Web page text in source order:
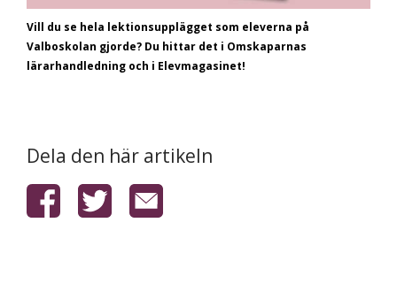
Vill du se hela lektionsupplägget som eleverna på
Valboskolan gjorde? Du hittar det i Omskaparnas
lärarhandledning och i Elevmagasinet!
Dela den här artikeln